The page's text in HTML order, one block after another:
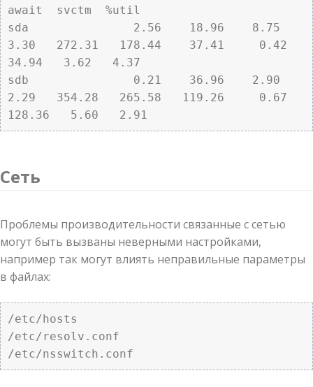
await  svctm  %util
sda               2.56    18.96    8.75
3.30   272.31   178.44    37.41     0.42
34.94   3.62   4.37
sdb               0.21    36.96    2.90
2.29   354.28   265.58   119.26     0.67
128.36   5.60   2.91
Сеть
Проблемы производительности связанные с сетью
могут быть вызваны неверными настройками,
например так могут влиять неправильные параметры
в файлах:
/etc/hosts
/etc/resolv.conf
/etc/nsswitch.conf